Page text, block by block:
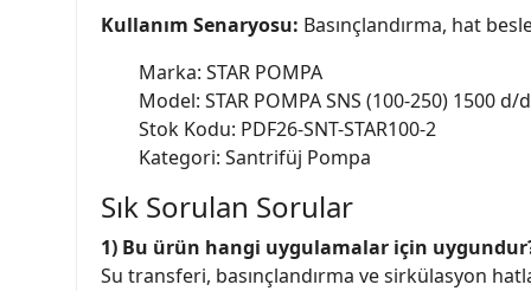
Kullanım Senaryosu: Basınçlandırma, hat
Marka: STAR POMPA
Model: STAR POMPA SNS (100-250) 1500
Stok Kodu: PDF26-SNT-STAR100-2
Kategori: Santrifüj Pompa
Sık Sorulan Sorular
1) Bu ürün hangi uygulamalar için
Su transferi, basınçlandırma ve sirkülasyon